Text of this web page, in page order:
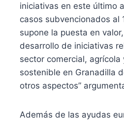
iniciativas en este último
casos subvencionados al
supone la puesta en
desarrollo de iniciativas
sector comercial, agrícola
sostenible en Granadilla
otros aspectos”
Además de las ayudas